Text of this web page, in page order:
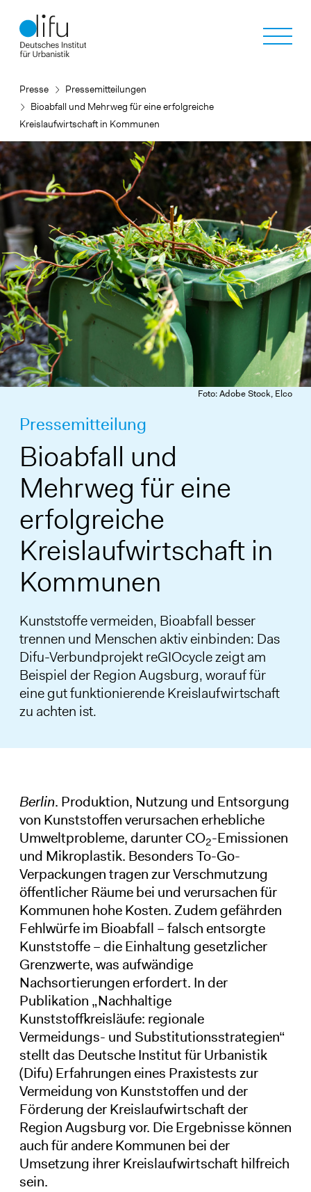
zum
Inhalt
Presse
Pressemitteilungen
Bioabfall und Mehrweg für eine erfolgreiche
Kreislaufwirtschaft in Kommunen
Foto: Adobe Stock, Elco
Pressemitteilung
Bioabfall und
Mehrweg für eine
erfolgreiche
Kreislaufwirtschaft in
Kommunen
Kunststoffe vermeiden, Bioabfall besser
trennen und Menschen aktiv einbinden: Das
Difu-Verbundprojekt reGIOcycle zeigt am
Beispiel der Region Augsburg, worauf für
eine gut funktionierende Kreislaufwirtschaft
zu achten ist.
Berlin. Produktion, Nutzung und Entsorgung
von Kunststoffen verursachen erhebliche
Umweltprobleme, darunter CO2-Emissionen
und Mikroplastik. Besonders To-Go-
Verpackungen tragen zur Verschmutzung
öffentlicher Räume bei und verursachen für
Kommunen hohe Kosten. Zudem gefährden
Fehlwürfe im Bioabfall – falsch entsorgte
Kunststoffe – die Einhaltung gesetzlicher
Grenzwerte, was aufwändige
Nachsortierungen erfordert. In der
Publikation „Nachhaltige
Kunststoffkreisläufe: regionale
Vermeidungs- und Substitutionsstrategien“
stellt das Deutsche Institut für Urbanistik
(Difu) Erfahrungen eines Praxistests zur
Vermeidung von Kunststoffen und der
Förderung der Kreislaufwirtschaft der
Region Augsburg vor. Die Ergebnisse können
auch für andere Kommunen bei der
Umsetzung ihrer Kreislaufwirtschaft hilfreich
sein.